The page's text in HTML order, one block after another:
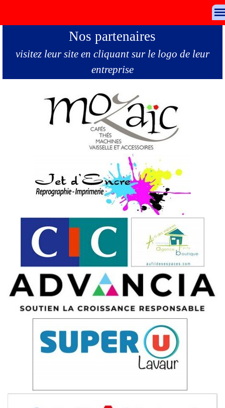
Nos partenaires
visitez leur site en cliquant sur le logo de leur
entreprise